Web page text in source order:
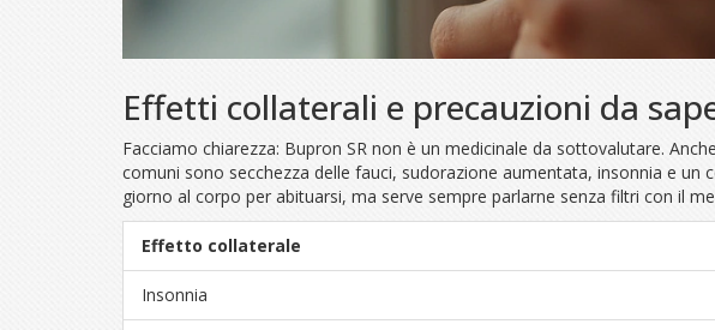
Effetti collaterali e precauzioni da
Facciamo chiarezza: Bupron SR non è un medicinale da sottovalutare.
comuni sono secchezza delle fauci, sudorazione aumentata, insonnia e
giorno al corpo per abituarsi, ma serve sempre parlarne senza filtri con il
Effetto collaterale
Insonnia